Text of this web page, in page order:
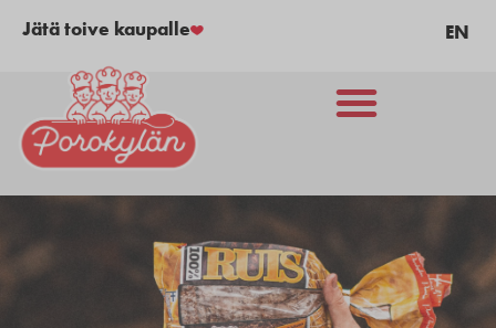
Jätä toive kaupalle EN